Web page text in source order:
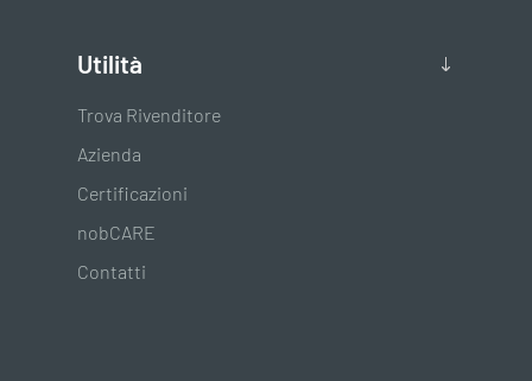
Utilità
Trova Rivenditore
Azienda
Certificazioni
nobCARE
Contatti